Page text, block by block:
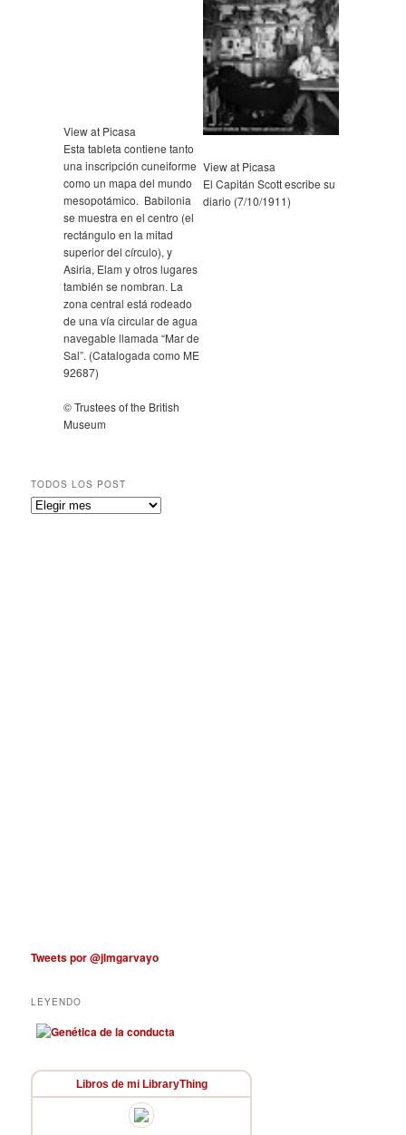
View at Picasa
Esta tableta contiene tanto
una inscripción cuneiforme
como un mapa del mundo
mesopotámico. Babilonia
se muestra en el centro (el
rectángulo en la mitad
superior del círculo), y
Asiria, Elam y otros lugares
también se nombran. La
zona central está rodeado
de una vía circular de agua
navegable llamada “Mar de
Sal”. (Catalogada como ME
92687)
© Trustees of the British
Museum
View at Picasa
El Capitán Scott escribe su
diario (7/10/1911)
TODOS LOS POST
Tweets por @jlmgarvayo
LEYENDO
Libros de mi LibraryThing